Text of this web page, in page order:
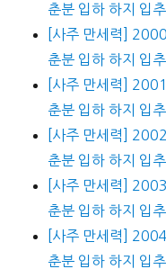
춘분 입하 하지 입
[사주 만세력]
춘분 입하 하지 입
[사주 만세력]
춘분 입하 하지 입
[사주 만세력]
춘분 입하 하지 입
[사주 만세력]
춘분 입하 하지 입
[사주 만세력]
춘분 입하 하지 입